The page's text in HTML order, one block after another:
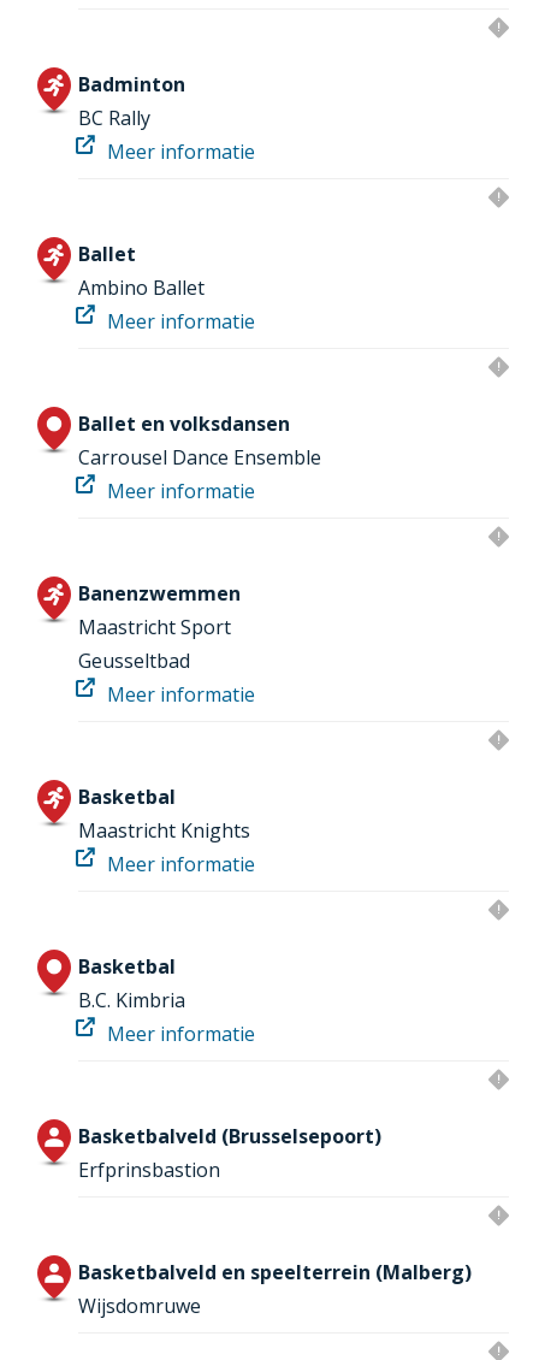
Badminton
BC Rally
Meer informatie
Ballet
Ambino Ballet
Meer informatie
Ballet en volksdansen
Carrousel Dance Ensemble
Meer informatie
Banenzwemmen
Maastricht Sport
Geusseltbad
Meer informatie
Basketbal
Maastricht Knights
Meer informatie
Basketbal
B.C. Kimbria
Meer informatie
Basketbalveld (Brusselsepoort)
Erfprinsbastion
Basketbalveld en speelterrein (Malberg)
Wijsdomruwe